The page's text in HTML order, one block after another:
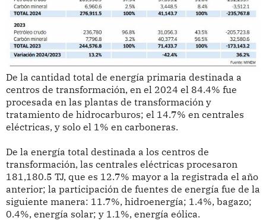
De la cantidad total de energía primaria destinada a
centros de transformación, en el 2024 el 84.4% fue
procesada en las plantas de transformación y
tratamiento de hidrocarburos; el 14.7% en centrales
eléctricas, y solo el 1% en carboneras.
De la energía total destinada a los centros de
transformación, las centrales eléctricas procesaron
181,180.5 TJ, que es 12.7% mayor a la registrada el año
anterior; la participación de fuentes de energía fue de la
siguiente manera: 11.7%, hidroenergía; 1.4%, bagazo;
0.4%, energía solar; y 1.1%, energía eólica.